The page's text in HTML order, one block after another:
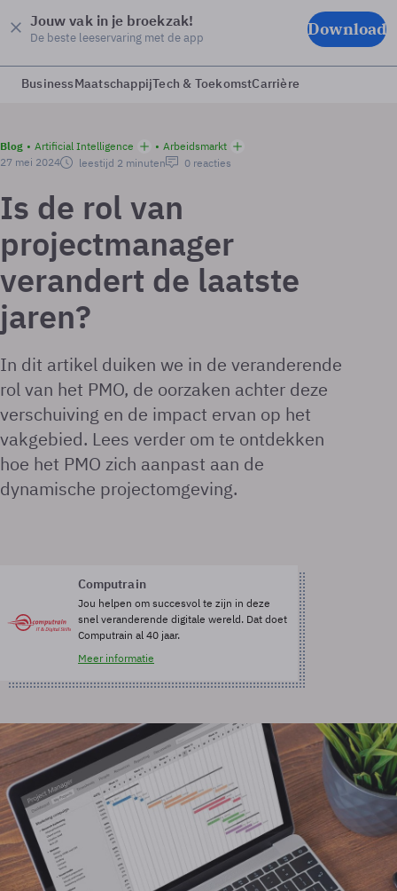
Jouw vak in je broekzak!
De beste leeservaring met de app Download
BusinessMaatschappijTech & ToekomstCarrière
Blog Artificial Intelligence
Arbeidsmarkt
27 mei 2024
leestijd 2 minuten 0 reacties
Is de rol van
projectmanager
verandert de laatste
jaren?
In dit artikel duiken we in de veranderende
rol van het PMO, de oorzaken achter deze
verschuiving en de impact ervan op het
vakgebied. Lees verder om te ontdekken
hoe het PMO zich aanpast aan de
dynamische projectomgeving.
Computrain
Jou helpen om succesvol te zijn in deze
snel veranderende digitale wereld. Dat doet
Computrain al 40 jaar.
Meer informatie